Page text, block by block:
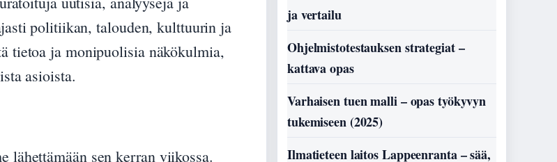
politiikan, talouden, kulttuurin ja
tietoa ja monipuolisia näkökulmia,
asioista.
sen kerran viikossa.
ja vertailu
Ohjelmistotestauksen strategiat –
kattava opas
Varhaisen tuen malli – opas työkyvyn
tukemiseen (2025)
Ilmatieteen laitos Lappeenranta – sää,